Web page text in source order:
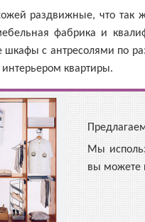
раздвижные, что так
фабрика и
шкафы с антресолями по
квартиры.
Мы
вы можете